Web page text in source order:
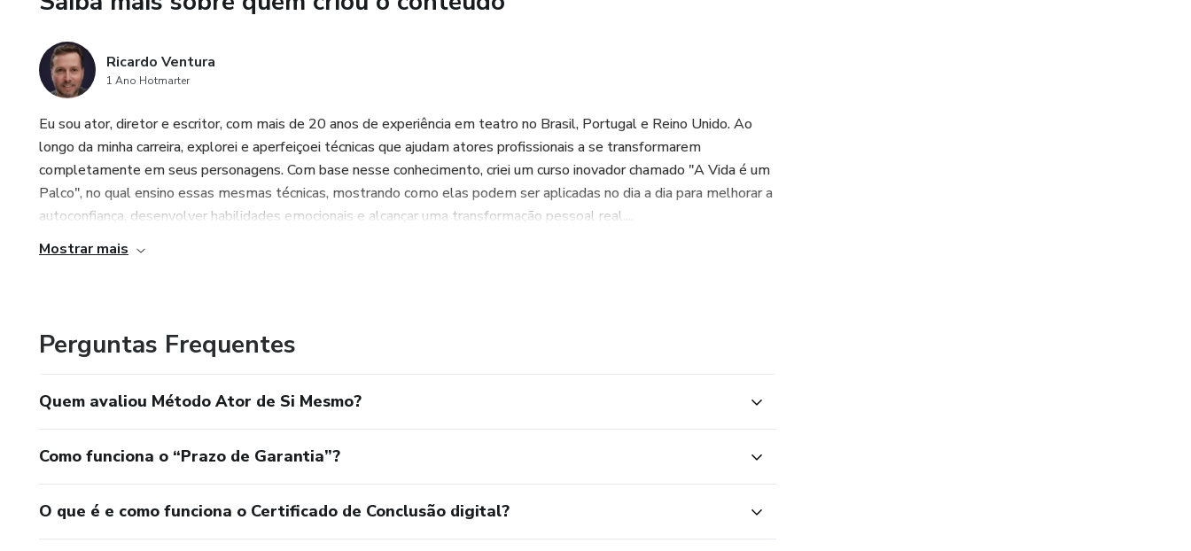
o Método Ator de Si Mesmo é o primeiro passo para retomar as rédeas da sua história —
Ricardo Ventura
1 Ano Hotmarter
Eu sou ator, diretor e escritor, com mais de 20 anos de experiência em teatro no Brasil, Portugal e Reino Unido. Ao
longo da minha carreira, explorei e aperfeiçoei técnicas que ajudam atores profissionais a se transformarem
completamente em seus personagens. Com base nesse conhecimento, criei um curso inovador chamado "A Vida é um
Palco", no qual ensino essas mesmas técnicas, mostrando como elas podem ser aplicadas no dia a dia para melhorar a
autoconfiança, desenvolver habilidades emocionais e alcançar uma transformação pessoal real....
Mostrar mais
Perguntas Frequentes
Quem avaliou Método Ator de Si Mesmo?
Como funciona o “Prazo de Garantia”?
O que é e como funciona o Certificado de Conclusão digital?